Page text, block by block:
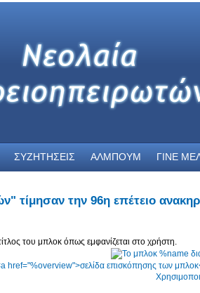
ΣΥΖΗΤΗΣΕΙΣ ΑΛΜΠΟΥΜ ΓΙΝΕ
τίμησαν την 96η επέτειο
του μπλοκ όπως εμφανίζεται στο χρήστη.